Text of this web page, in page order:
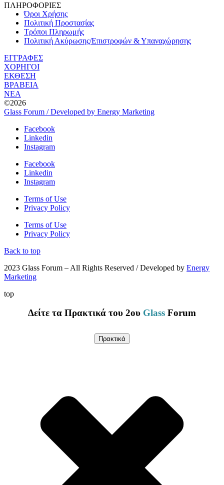
ΠΛΗΡΟΦΟΡΙΕΣ
Όροι Χρήσης
Πολιτική Προστασίας
Τρόποι Πληρωμής
Πολιτική Ακύρωσης/Επιστροφών & Υπαναχώρησης
ΕΓΓΡΑΦΕΣ
ΧΟΡΗΓΟΙ
ΕΚΘΕΣΗ
ΒΡΑΒΕΙΑ
ΝΕΑ
©2026
Glass Forum / Developed by Energy Marketing
Facebook
Linkedin
Instagram
Facebook
Linkedin
Instagram
Terms of Use
Privacy Policy
Terms of Use
Privacy Policy
Back to top
2023 Glass Forum – All Rights Reserved / Developed by Energy
Marketing
top
Δείτε τα Πρακτικά του 2ου Glass Forum
Πρακτικά